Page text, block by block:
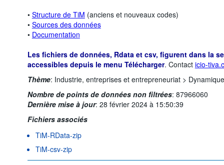
• Structure de TiM (anciens et nouveaux codes)
• Sources des données
• Documentation
Les fichiers de données, Rdata et csv, figurent dans la
accessibles depuis le menu Télécharger. Contact icio-
Thème: Industrie, entreprises et entrepreneuriat >
Nombre de points de données non filtrées: 87966060
Dernière mise à jour: 28 février 2024 à 15:50:39
Fichiers associés
TiM-RData-zip
TiM-csv-zip